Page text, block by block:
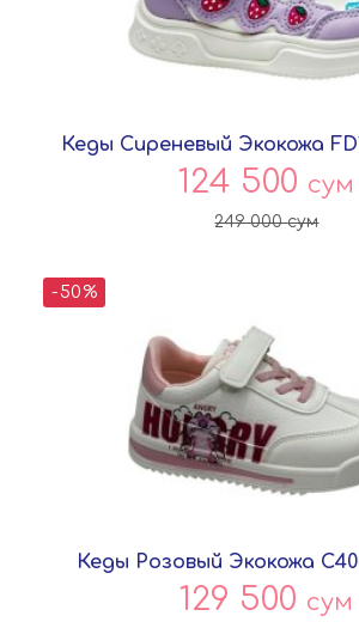
Кеды Сиреневый Экокожа
124 500 сум
249 000сум
-50%
Кеды Розовый Экокожа
129 500 сум